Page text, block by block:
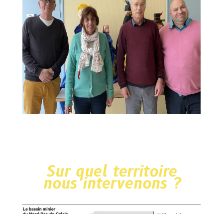
Sur quel territoire
nous intervenons ?